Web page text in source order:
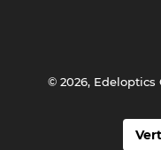
© 2026, Edeloptics